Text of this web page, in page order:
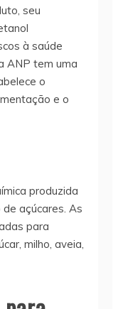
seu
à saúde
ANP tem uma
o
e o
produzida
açúcares. As
para
milho, aveia,